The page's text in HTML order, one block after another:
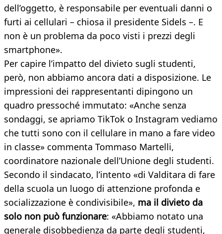
dell’oggetto, è responsabile per eventuali danni o
furti ai cellulari – chiosa il presidente Sidels –. E
non è un problema da poco visti i prezzi degli
smartphone».
Per capire l’impatto del divieto sugli studenti,
però, non abbiamo ancora dati a disposizione. Le
impressioni dei rappresentanti dipingono un
quadro pressoché immutato: «Anche senza
sondaggi, se apriamo TikTok o Instagram vediamo
che tutti sono con il cellulare in mano a fare video
in classe» commenta Tommaso Martelli,
coordinatore nazionale dell’Unione degli studenti.
Secondo il sindacato, l’intento «di Valditara di fare
della scuola un luogo di attenzione profonda e
socializzazione è condivisibile», ma il divieto da
solo non può funzionare: «Abbiamo notato una
generale disobbedienza da parte degli studenti,